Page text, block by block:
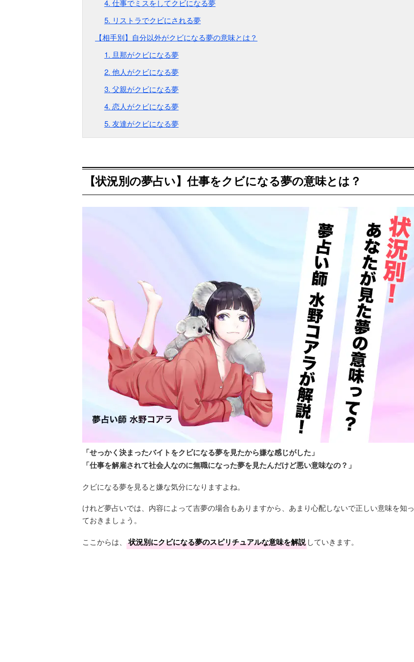
4. 仕事でミスをしてクビになる夢
5. リストラでクビにされる夢
【相手別】自分以外がクビになる夢の意味とは？
1. 旦那がクビになる夢
2. 他人がクビになる夢
3. 父親がクビになる夢
4. 恋人がクビになる夢
5. 友達がクビになる夢
【状況別の夢占い】仕事をクビになる夢の意味とは？
「せっかく決まったバイトをクビになる夢を見たから嫌な感じがした」
「仕事を解雇されて社会人なのに無職になった夢を見たんだけど悪い意味なの？」
クビになる夢を見ると嫌な気分になりますよね。
けれど夢占いでは、内容によって吉夢の場合もありますから、あまり心配しないで正しい意味を知っ
ておきましょう。
ここからは、 状況別にクビになる夢のスピリチュアルな意味を解説 していきます。